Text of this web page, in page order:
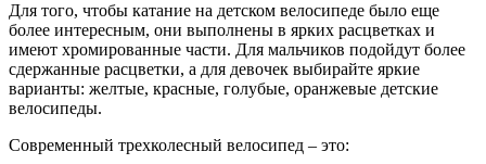
Для того, чтобы катание на детском велосипеде было еще
более интересным, они выполнены в ярких расцветках и
имеют хромированные части. Для мальчиков подойдут более
сдержанные расцветки, а для девочек выбирайте яркие
варианты: желтые, красные, голубые, оранжевые детские
велосипеды.
Современный трехколесный велосипед – это: